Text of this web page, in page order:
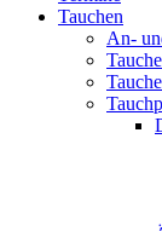
Tauchen
An-